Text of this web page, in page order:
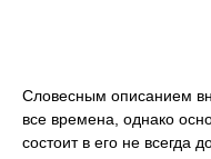
Словесным описанием
все времена, однако
состоит в его не всегда